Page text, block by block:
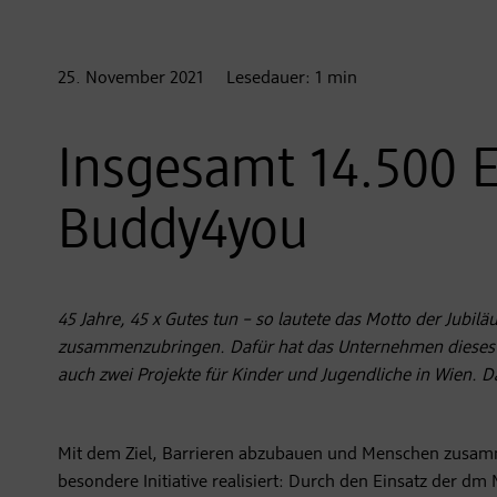
25. November 2021 Lesedauer: 1 min
Insgesamt 14.500
Buddy4you
45 Jahre, 45 x Gutes tun – so lautete das Motto der
zusammenzubringen. Dafür hat das Unternehmen
auch zwei Projekte für Kinder und Jugendliche in Wien.
Mit dem Ziel, Barrieren abzubauen und Menschen
besondere Initiative realisiert: Durch den Einsatz der